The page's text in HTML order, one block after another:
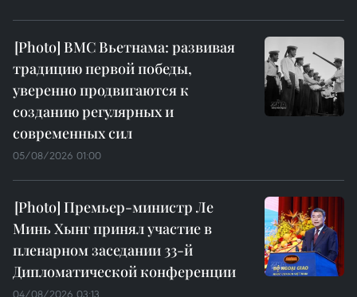
ВМС Вьетнама: развивая
традицию первой победы,
уверенно продвигаются к
созданию регулярных и
современных сил
05/08/2026 01:00
Премьер-министр Ле
Минь Хынг принял участие в
пленарном заседании 33-й
Дипломатической конференции
04/08/2026 03:13